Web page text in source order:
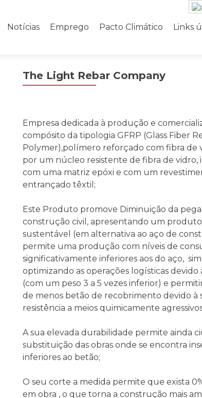
Notícias Emprego Pacto Climático Links
The Light Rebar Company
Empresa dedicada à produção e
compósito da tipologia GFRP (Glass Fiber
Polymer),polímero reforçado com fibra de
por um núcleo resistente de fibra de vidro,
com uma matriz epóxi e com um
entrançado têxtil;
Este Produto promove Diminuição da
construção civil, apresentando um produto
sustentável (em alternativa ao aço de
permite uma produção com níveis de
significativamente inferiores aos do aço,
optimizando as operações logísticas devido
(com um peso 3 a 5 vezes inferior) e
de menos betão de recobrimento devido à
resistência a meios quimicamente
A sua elevada durabilidade permite ainda
substituição das obras onde se encontra
inferiores ao betão;
O seu corte a medida permite que exista
em obra , o que torna a construção mais